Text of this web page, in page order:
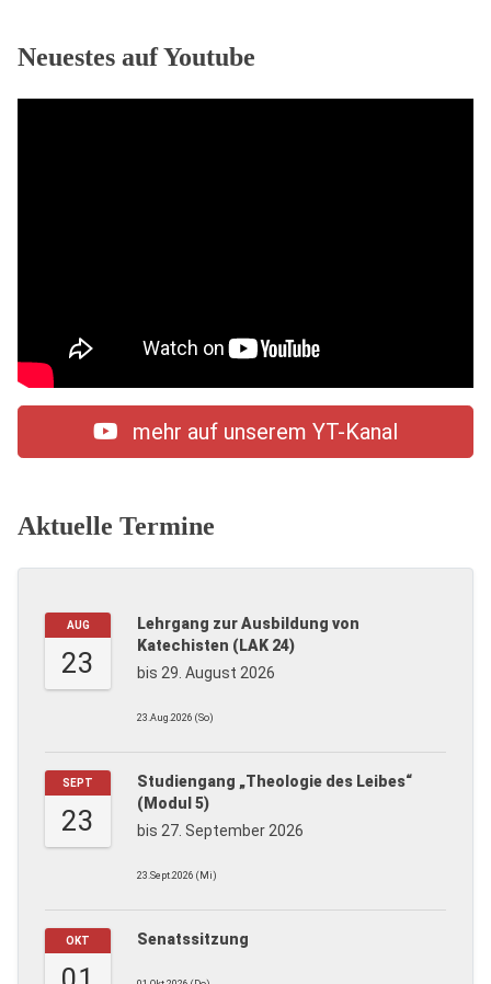
Neuestes auf Youtube
mehr auf unserem YT-Kanal
Aktuelle Termine
AUG
23
Lehrgang zur Ausbildung von
Katechisten (LAK 24)
bis 29. August 2026
23.Aug.2026 (So)
SEPT
23
Studiengang „Theologie des Leibes“
(Modul 5)
bis 27. September 2026
23.Sept.2026 (Mi)
OKT Senatssitzung